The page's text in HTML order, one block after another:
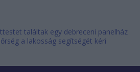
találtak egy debreceni panelház
a lakosság segítségét kéri